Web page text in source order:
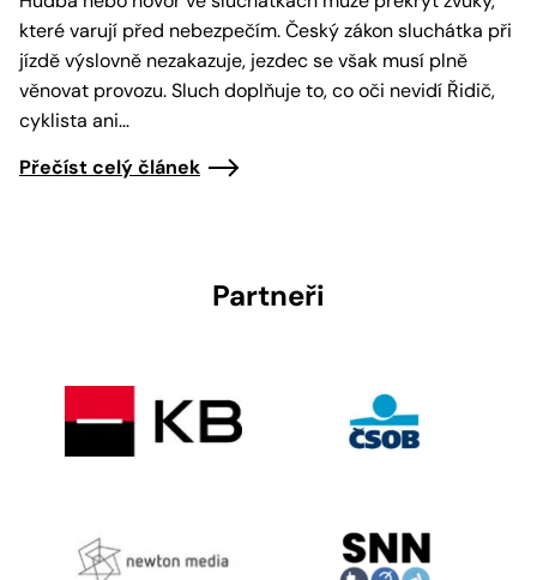
které varují před nebezpečím. Český zákon sluchátka při
jízdě výslovně nezakazuje, jezdec se však musí plně
věnovat provozu. Sluch doplňuje to, co oči nevidí Řidič,
cyklista ani…
Přečíst celý článek
Partneři